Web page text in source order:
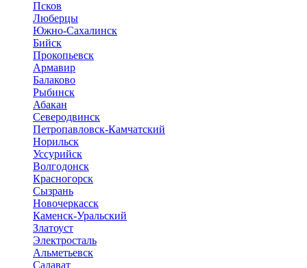
Псков
Люберцы
Южно-Сахалинск
Бийск
Прокопьевск
Армавир
Балаково
Рыбинск
Абакан
Северодвинск
Петропавловск-Камчатский
Норильск
Уссурийск
Волгодонск
Красногорск
Сызрань
Новочеркасск
Каменск-Уральский
Златоуст
Электросталь
Альметьевск
Салават